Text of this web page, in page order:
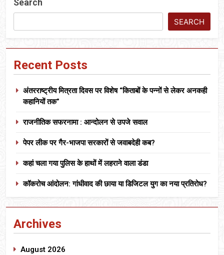
Search
SEARCH
Recent Posts
अंतरराष्ट्रीय मित्रता दिवस पर विशेष “किताबों के पन्नों से लेकर अनकही
कहानियों तक”
राजनीतिक सफरनामा : आन्दोलन से उपजे सवाल
पेपर लीक पर गैर-भाजपा सरकारों से जवाबदेही कब?
कहां चला गया पुलिस के हाथों में लहराने वाला डंडा
कॉकरोच आंदोलन: गांधीवाद की छाया या डिजिटल युग का नया प्रतिरोध?
Archives
August 2026